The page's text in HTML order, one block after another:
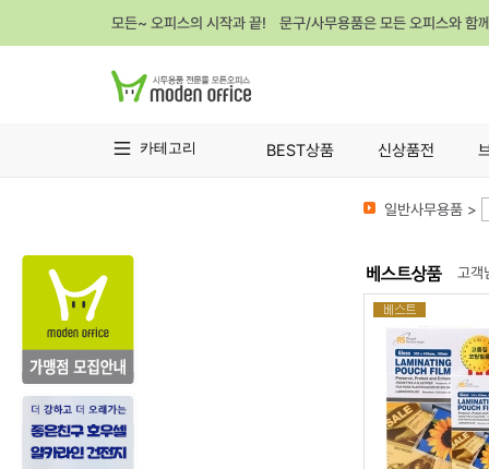
모든~ 오피스의 시작과 끝! 문구/사무용품은 모든 오피스와 함
카테고리 BEST상품 신상품전
일반사무용품 >
고객